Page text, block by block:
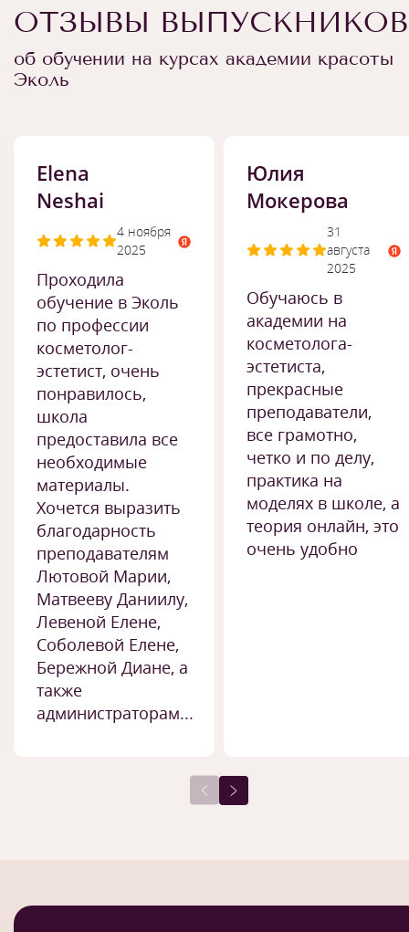
ОТЗЫВЫ ВЫПУСКНИКОВ
об обучении на курсах академии красоты
Эколь
Elena
Neshai
4 ноября
2025
Проходила
обучение в Эколь
по профессии
косметолог-
эстетист, очень
понравилось,
школа
предоставила все
необходимые
материалы.
Хочется выразить
благодарность
преподавателям
Лютовой Марии,
Матвееву Даниилу,
Левеной Елене,
Соболевой Елене,
Бережной Диане, а
также
администраторам...
Юлия
Мокерова
31
августа
2025
Обучаюсь в
академии на
косметолога-
эстетиста,
прекрасные
преподаватели,
все грамотно,
четко и по делу,
практика на
моделях в школе, а
теория онлайн, это
очень удобно